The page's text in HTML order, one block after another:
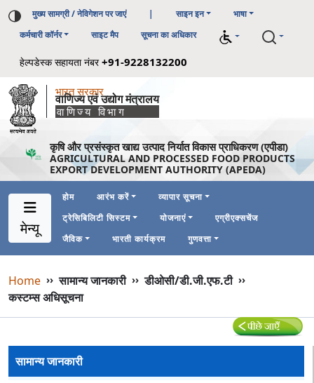
मुख्य सामग्री / नेविगेशन पर जाएं | साइन इन
भाषा
कर्मचारी कॉर्नर
साइट मैप सूचना का अधिकार
हेल्पडेस्क सहायता नंबर+91-9228132200
भारत सरकार
वाणिज्य एवं उद्योग मंत्रालय
वाणिज्य विभाग
कृषि और प्रसंस्कृत खाद्य उत्पाद निर्यात विकास प्राधिकरण (एपीडा)
AGRICULTURAL AND PROCESSED FOOD PRODUCTS
EXPORT DEVELOPMENT AUTHORITY (APEDA)
मेन्यू
Main Navigation 1
Main Menu Horizontal
होम आरंभ करें
व्यापार सूचना
ट्रेसिबिलिटी सिस्टम
योजनाएं
एग्रीएक्सचेंज
जैविक
भारती कार्यक्रम गुणवत्ता
Breadcrumb
Home ››सामान्य जानकारी››डीओसी/डी.जी.एफ.टी››
कस्टम्स अधिसूचना
सामान्य जानकारी